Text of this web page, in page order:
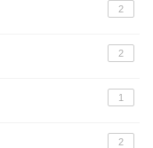
2
2
1
2